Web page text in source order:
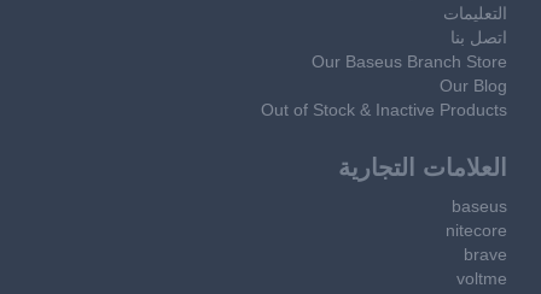
التعليمات
اتصل بنا
Our Baseus Branch Store
Our Blog
Out of Stock & Inactive Products
العلامات التجارية
baseus
nitecore
brave
voltme